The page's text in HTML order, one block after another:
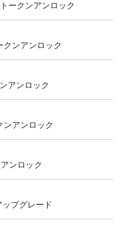
ークンアンロック
ンアンロック
アンロック
ンアンロック
ンロック
プグレード